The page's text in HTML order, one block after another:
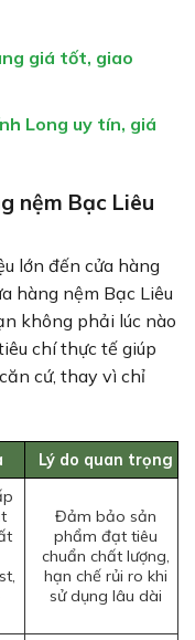
giá tốt, giao
Long uy tín, giá
nệm Bạc Liêu
lớn đến cửa hàng
hàng nệm Bạc Liêu
không phải lúc nào
chí thực tế giúp
cứ, thay vì chỉ
Lý do quan trọng
Đảm bảo sản
phẩm đạt tiêu
chuẩn chất lượng,
hạn chế rủi ro khi
sử dụng lâu dài